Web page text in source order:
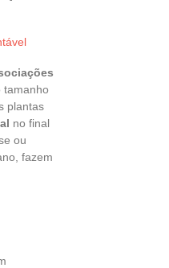
tamanho
plantas
no final
ou
fazem